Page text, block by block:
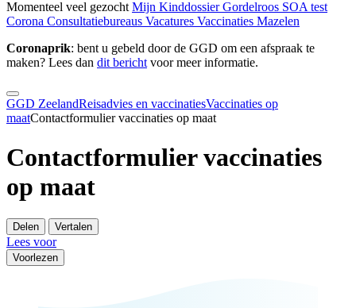
Momenteel veel gezocht Mijn KinddossierGordelroos SOA test
Corona Consultatiebureaus Vacatures Vaccinaties Mazelen
Coronaprik: bent u gebeld door de GGD om een afspraak te
maken? Lees dan dit berichtvoor meer informatie.
GGD ZeelandReisadvies en vaccinatiesVaccinaties op
maatContactformulier vaccinaties op maat
Contactformulier vaccinaties
op maat
Delen Vertalen
Lees voor
Voorlezen